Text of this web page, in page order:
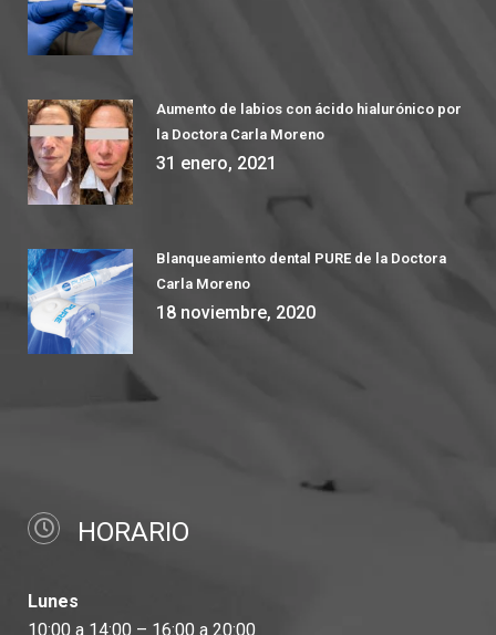
Aumento de labios con ácido hialurónico por
la Doctora Carla Moreno
31 enero, 2021
Blanqueamiento dental PURE de la Doctora
Carla Moreno
18 noviembre, 2020
HORARIO
Lunes
10:00 a 14:00 – 16:00 a 20:00